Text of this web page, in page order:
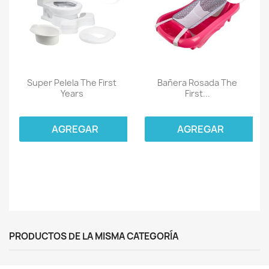
Super Pelela The First
Years
AGREGAR
Bañera Rosada The
First...
AGREGAR
PRODUCTOS DE LA MISMA CATEGORÍA